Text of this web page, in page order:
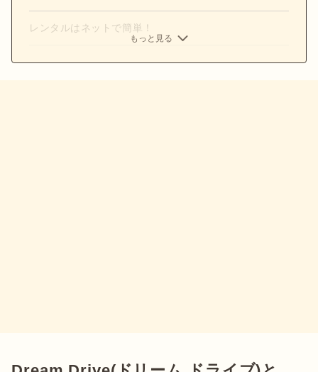
レンタルはネットで簡単！
もっと見る